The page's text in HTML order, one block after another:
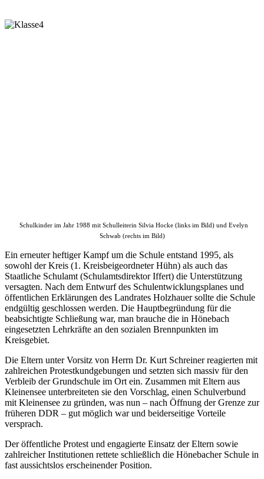
Schulkinder im Jahr 1988 mit Schulleiterin Silvia Hocke (links im Bild) und Evelyn
Schwab (rechts im Bild)
Ein erneuter heftiger Kampf um die Schule entstand 1995, als
sowohl der Kreis (1. Kreisbeigeordneter Hühn) als auch das
Staatliche Schulamt (Schulamtsdirektor Iffert) die Unterstützung
versagten. Nach dem Entwurf des Schulentwicklungsplanes und
öffentlichen Erklärungen des Landrates Holzhauer sollte die Schule
endgültig geschlossen werden. Die Hauptbegründung für die
beabsichtigte Schließung war, man brauche die in Hönebach
eingesetzten Lehrkräfte an den sozialen Brennpunkten im
Kreisgebiet.
Die Eltern unter Vorsitz von Herrn Dr. Kurt Schreiner reagierten mit
zahlreichen Protestkundgebungen und setzten sich massiv für den
Verbleib der Grundschule im Ort ein. Zusammen mit Eltern aus
Kleinensee unterbreiteten sie den Vorschlag, einen Schulverbund
mit Kleinensee zu gründen, was nun – nach Öffnung der Grenze zur
früheren DDR – gut möglich war und beiderseitige Vorteile
versprach.
Der öffentliche Protest und engagierte Einsatz der Eltern sowie
zahlreicher Institutionen rettete schließlich die Hönebacher Schule in
fast aussichtslos erscheinender Position.